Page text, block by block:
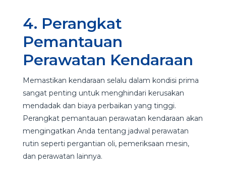
4. Perangkat
Pemantauan
Perawatan Kendaraan
Memastikan kendaraan selalu dalam kondisi prima
sangat penting untuk menghindari kerusakan
mendadak dan biaya perbaikan yang tinggi.
Perangkat pemantauan perawatan kendaraan akan
mengingatkan Anda tentang jadwal perawatan
rutin seperti pergantian oli, pemeriksaan mesin,
dan perawatan lainnya.